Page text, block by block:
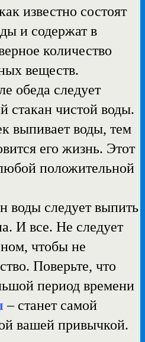
известно состоят
и содержат в
количество
веществ.
обеда следует
стакан чистой воды.
выпивает воды, тем
его жизнь. Этот
положительной
воды следует выпить
И все. Не следует
чтобы не
Поверьте, что
период времени
– станет самой
вашей привычкой.